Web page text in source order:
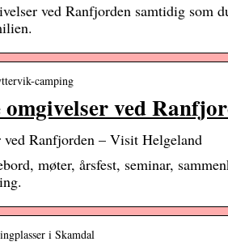
ved Ranfjorden samtidig
camping
ved
Ranfjorden – Visit Helgeland
møter, årsfest, seminar,
i Skamdal